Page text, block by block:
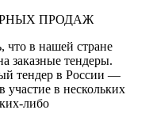
ПРОДАЖ
что в нашей стране
заказные тендеры.
тендер в России —
участие в нескольких
либо